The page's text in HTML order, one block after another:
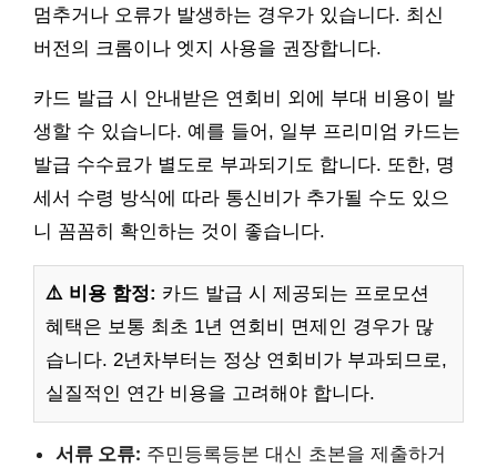
멈추거나 오류가 발생하는 경우가 있습니다. 최신
버전의 크롬이나 엣지 사용을 권장합니다.
카드 발급 시 안내받은 연회비 외에 부대 비용이 발
생할 수 있습니다. 예를 들어, 일부 프리미엄 카드는
발급 수수료가 별도로 부과되기도 합니다. 또한, 명
세서 수령 방식에 따라 통신비가 추가될 수도 있으
니 꼼꼼히 확인하는 것이 좋습니다.
⚠️ 비용 함정: 카드 발급 시 제공되는 프로모션
혜택은 보통 최초 1년 연회비 면제인 경우가 많
습니다. 2년차부터는 정상 연회비가 부과되므로,
실질적인 연간 비용을 고려해야 합니다.
서류 오류: 주민등록등본 대신 초본을 제출하거